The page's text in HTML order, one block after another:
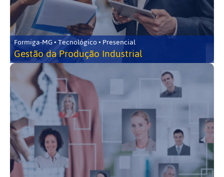
Formiga-MG • Tecnológico • Presencial
Gestão da Produção Industrial